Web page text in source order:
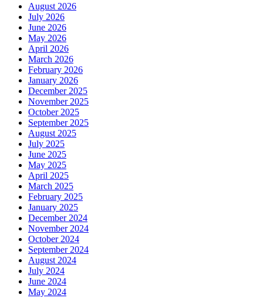
August 2026
July 2026
June 2026
May 2026
April 2026
March 2026
February 2026
January 2026
December 2025
November 2025
October 2025
September 2025
August 2025
July 2025
June 2025
May 2025
April 2025
March 2025
February 2025
January 2025
December 2024
November 2024
October 2024
September 2024
August 2024
July 2024
June 2024
May 2024